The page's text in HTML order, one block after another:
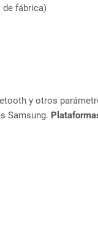
de fábrica)
y otros
Samsung.